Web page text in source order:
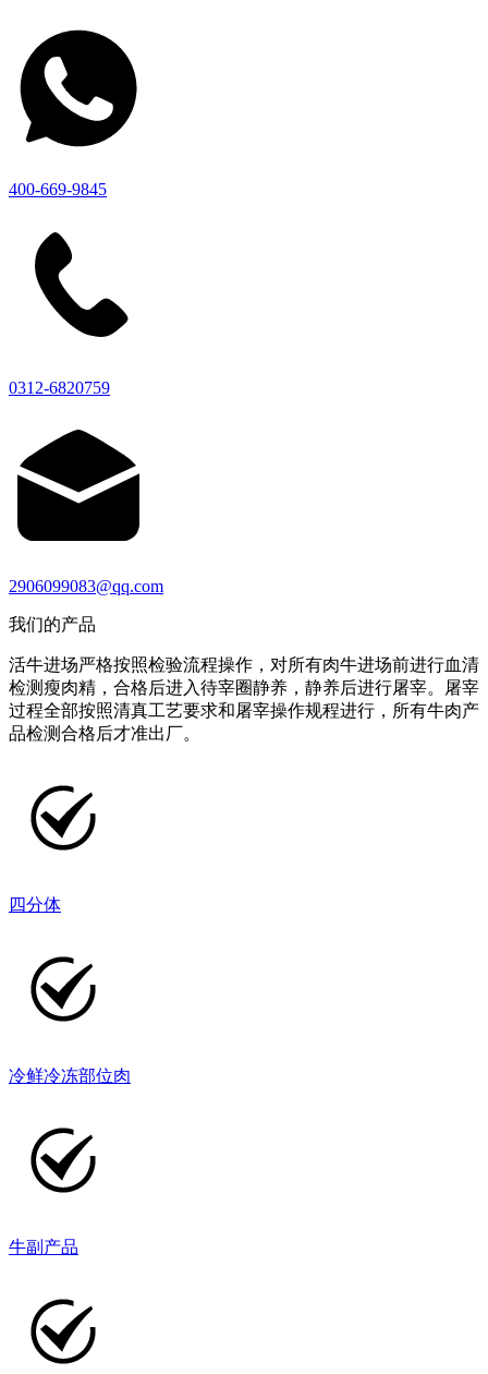
400-669-9845
0312-6820759
2906099083@qq.com
我们的产品
活牛进场严格按照检验流程操作，对所有肉牛进场前进行血清
检测瘦肉精，合格后进入待宰圈静养，静养后进行屠宰。屠宰
过程全部按照清真工艺要求和屠宰操作规程进行，所有牛肉产
品检测合格后才准出厂。
四分体
冷鲜冷冻部位肉
牛副产品